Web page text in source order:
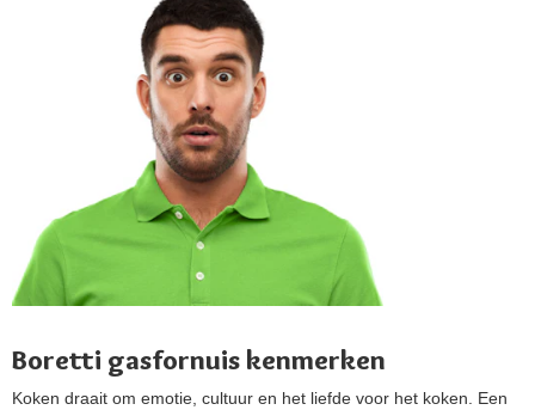
Boretti gasfornuis kenmerken
Koken draait om emotie, cultuur en het liefde voor het koken. Een